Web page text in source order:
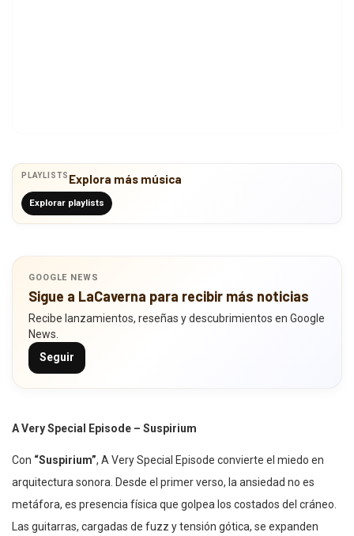
PLAYLISTS Explora más música
Explorar playlists
GOOGLE NEWS
Sigue a LaCaverna para recibir más noticias
Recibe lanzamientos, reseñas y descubrimientos en Google
News.
Seguir
A Very Special Episode – Suspirium
Con “Suspirium”, A Very Special Episode convierte el miedo en
arquitectura sonora. Desde el primer verso, la ansiedad no es
metáfora, es presencia física que golpea los costados del cráneo.
Las guitarras, cargadas de fuzz y tensión gótica, se expanden